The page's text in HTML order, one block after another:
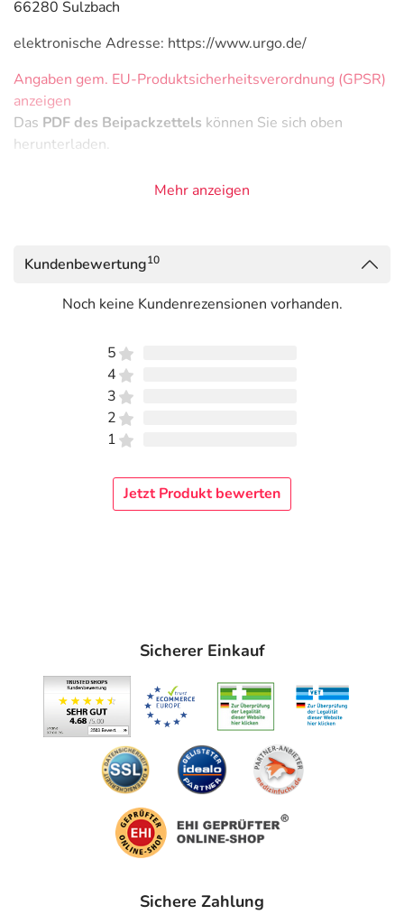
66280 Sulzbach
elektronische Adresse: https://www.urgo.de/
Angaben gem. EU-Produktsicherheitsverordnung (GPSR)
anzeigen
Das PDF des Beipackzettels können Sie sich oben
herunterladen.
Mehr anzeigen
Kundenbewertung10
Noch keine Kundenrezensionen vorhanden.
5
4
3
2
1
Jetzt Produkt bewerten
Sicherer Einkauf
Sichere Zahlung